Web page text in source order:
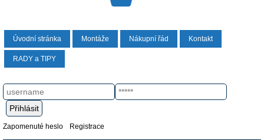
Úvodní stránka Montáže Nákupní řád Kontakt
RADY a TIPY
Zapomenuté heslo Registrace